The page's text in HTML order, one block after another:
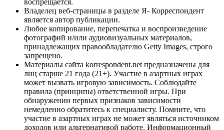
Владелец веб-страницы в разделе Я- Корреспондент
является автор публикации.
Любое копирование, перепечатка и воспроизведение
фотографий и/или аудиовизуальных материалов,
принадлежащих правообладателю Getty Images, строго
запрещено.
Материалы сайта korrespondent.net предназначены для
лиц старше 21 года (21+). Участие в азартных играх
может вызвать игровую зависимость. Соблюдайте
правила (принципы) ответственной игры. При
обнаружении первых признаков зависимости
немедленно обратитесь к специалисту. Помните, что
участие в азартных играх не может являться источником
доходов или альтернативой работе. Информационный